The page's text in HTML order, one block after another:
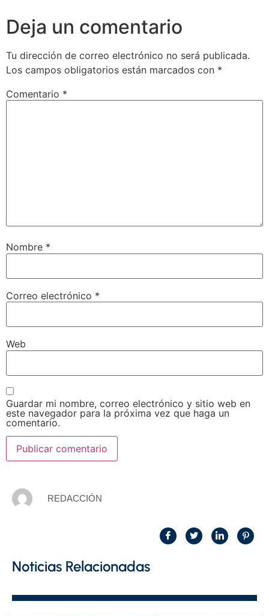
Deja un comentario
Tu dirección de correo electrónico no será publicada.
Los campos obligatorios están marcados con *
Comentario *
Nombre *
Correo electrónico *
Web
Guardar mi nombre, correo electrónico y sitio web en
este navegador para la próxima vez que haga un
comentario.
REDACCIÓN
Noticias Relacionadas